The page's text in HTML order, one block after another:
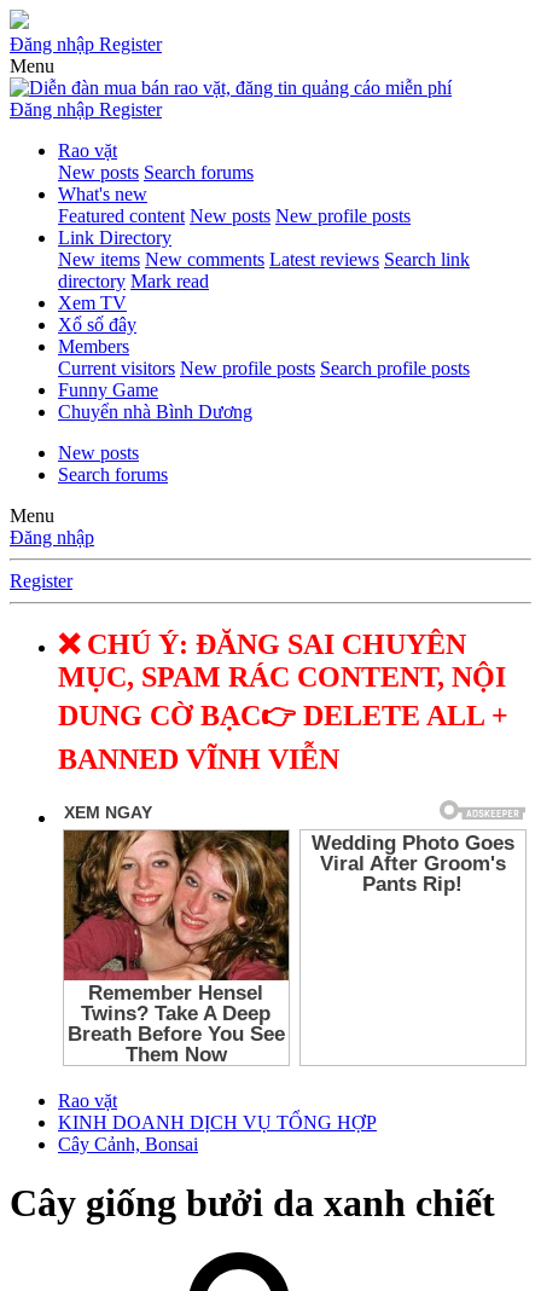
Đăng nhập Register
Menu
Đăng nhập Register
Rao vặt
New posts Search forums
What's new
Featured content New posts New profile posts
Link Directory
New items New comments Latest reviews Search link
directory Mark read
Xem TV
Xổ số đây
Members
Current visitors New profile posts Search profile posts
Funny Game
Chuyển nhà Bình Dương
New posts
Search forums
Menu
Đăng nhập
Register
❌ CHÚ Ý: ĐĂNG SAI CHUYÊN
MỤC, SPAM RÁC CONTENT, NỘI
DUNG CỜ BẠC👉 DELETE ALL +
BANNED VĨNH VIỄN
Rao vặt
KINH DOANH DỊCH VỤ TỔNG HỢP
Cây Cảnh, Bonsai
Cây giống bưởi da xanh chiết